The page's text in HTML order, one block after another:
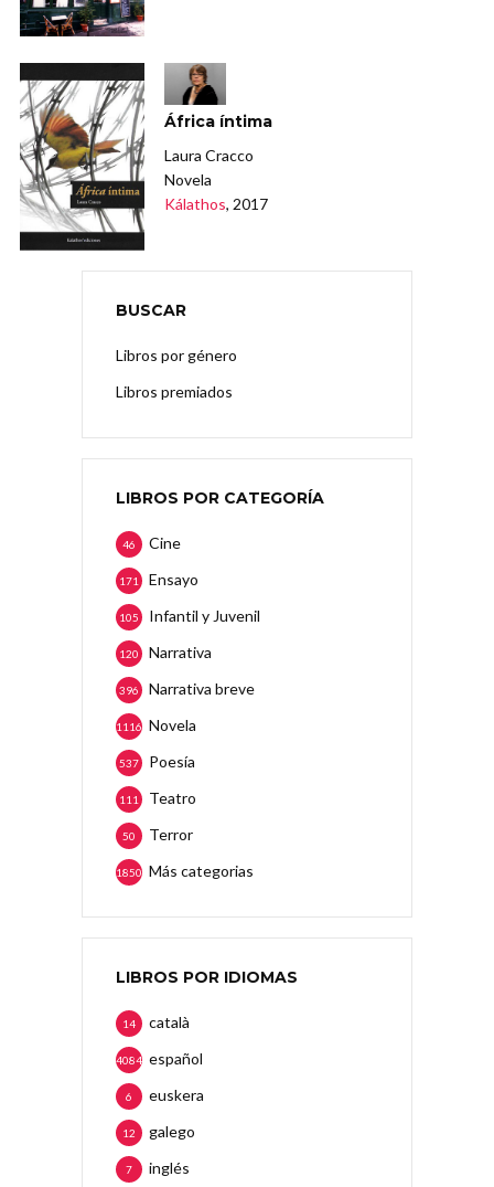
África íntima
Laura Cracco
Novela
Kálathos, 2017
BUSCAR
Libros por género
Libros premiados
LIBROS POR CATEGORÍA
Cine
46
Ensayo
171
Infantil y Juvenil
105
Narrativa
120
Narrativa breve
396
Novela
1116
Poesía
537
Teatro
111
Terror
50
Más categorias
1850
LIBROS POR IDIOMAS
català
14
español
4084
euskera
6
galego
12
inglés
7